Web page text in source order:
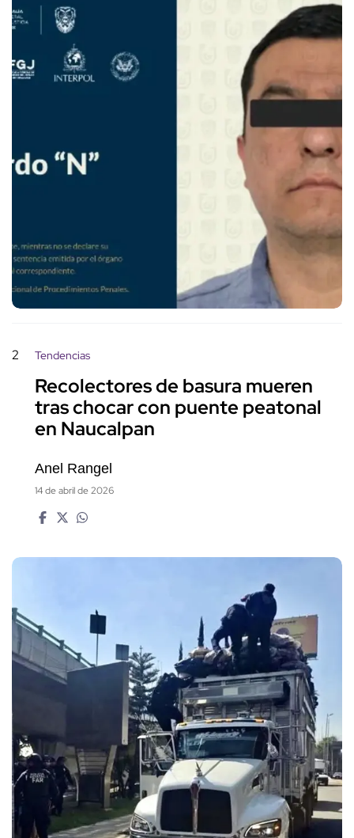
2 Tendencias
Recolectores de basura mueren
tras chocar con puente peatonal
en Naucalpan
Anel Rangel
14 de abril de 2026